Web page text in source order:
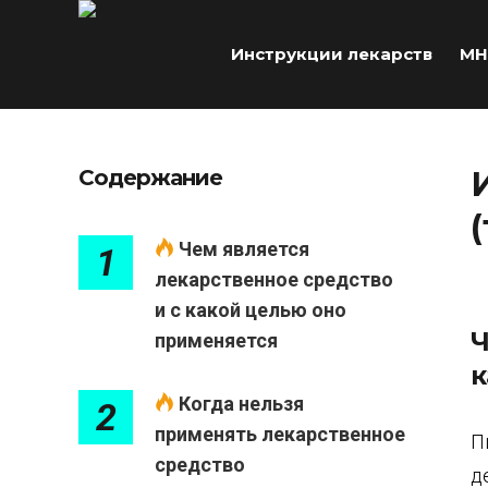
Инструкции лекарств
Содержание
1
Чем является
лекарственное средство
и с какой целью оно
применяется
2
Когда нельзя
применять лекарственное
средство